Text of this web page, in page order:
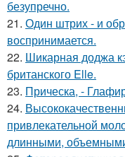
безупречно.
21. Один штрих - и
воспринимается.
22. Шикарная доджа
британского Elle.
23. Прическа, -
24.
привлекательной
длинными,